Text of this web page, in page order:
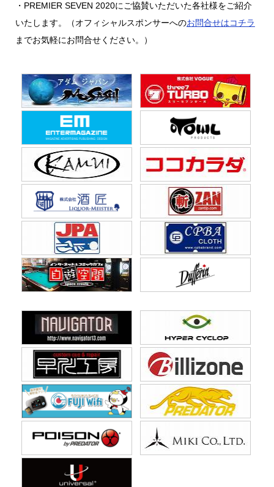
・PREMIER SEVEN 2020にご協賛いただいた各社様をご紹介
いたします。（オフィシャルスポンサーへのお問合せはコチラ
までお気軽にお問合せください。）